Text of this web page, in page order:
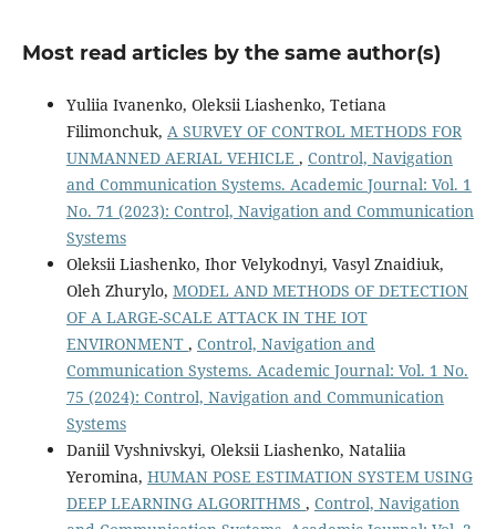
Most read articles by the same author(s)
Yuliia Ivanenko, Oleksii Liashenko, Tetiana
Filimonchuk, A SURVEY OF CONTROL METHODS FOR
UNMANNED AERIAL VEHICLE , Control, Navigation
and Communication Systems. Academic Journal: Vol. 1
No. 71 (2023): Control, Navigation and Communication
Systems
Oleksii Liashenko, Ihor Velykodnyi, Vasyl Znaidiuk,
Oleh Zhurylo, MODEL AND METHODS OF DETECTION
OF A LARGE-SCALE ATTACK IN THE IOT
ENVIRONMENT , Control, Navigation and
Communication Systems. Academic Journal: Vol. 1 No.
75 (2024): Control, Navigation and Communication
Systems
Daniil Vyshnivskyi, Oleksii Liashenko, Nataliia
Yeromina, HUMAN POSE ESTIMATION SYSTEM USING
DEEP LEARNING ALGORITHMS , Control, Navigation